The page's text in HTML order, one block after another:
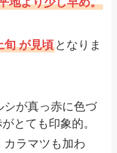
が見頃 となりま
シが真っ赤に色づ
とても印象的。
カラマツも加わ